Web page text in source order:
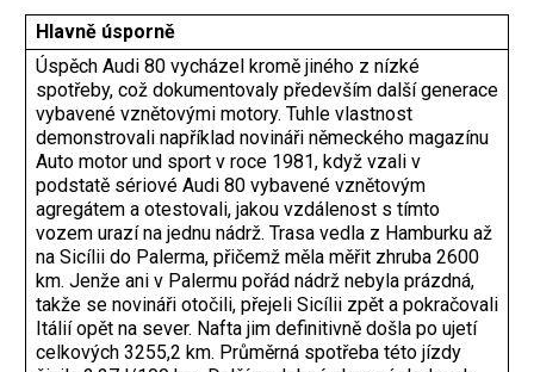
Hlavně úsporně
Úspěch Audi 80 vycházel kromě jiného z nízké
spotřeby, což dokumentovaly především další generace
vybavené vznětovými motory. Tuhle vlastnost
demonstrovali například novináři německého magazínu
Auto motor und sport v roce 1981, když vzali v
podstatě sériové Audi 80 vybavené vznětovým
agregátem a otestovali, jakou vzdálenost s tímto
vozem urazí na jednu nádrž. Trasa vedla z Hamburku až
na Sicílii do Palerma, přičemž měla měřit zhruba 2600
km. Jenže ani v Palermu pořád nádrž nebyla prázdná,
takže se novináři otočili, přejeli Sicílii zpět a pokračovali
Itálií opět na sever. Nafta jim definitivně došla po ujetí
celkových 3255,2 km. Průměrná spotřeba této jízdy